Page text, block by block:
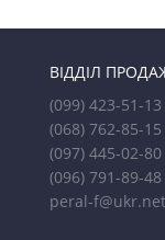
ВІДДІЛ
(099) 423-51-13
(068) 762-85-15
(097) 445-02-80
(096) 791-89-48
peral-f@ukr.net